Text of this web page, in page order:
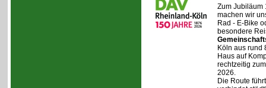
Zum Jubiläum
machen wir
Rad - E-Bike
besondere
Köln aus rund
Haus auf
rechtzeitig
2026.
Die Route